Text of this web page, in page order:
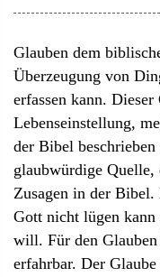
Glauben dem
Überzeugung von
erfassen kann.
Lebenseinstellung,
der Bibel
glaubwürdige
Zusagen in der Bibel.
Gott nicht lügen
will. Für den
erfahrbar. Der